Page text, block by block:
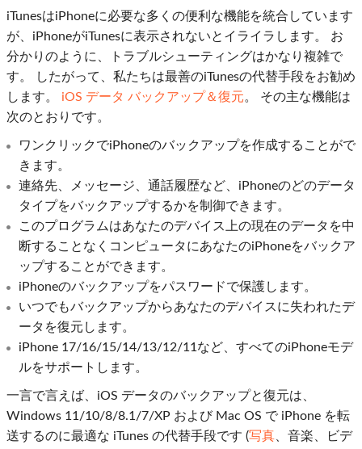
iTunesはiPhoneに必要な多くの便利な機能を統合しています
が、iPhoneがiTunesに表示されないとイライラします。 お
分かりのように、トラブルシューティングはかなり複雑で
す。 したがって、私たちは最善のiTunesの代替手段をお勧め
します。 iOS データ バックアップ＆復元。 その主な機能は
次のとおりです。
ワンクリックでiPhoneのバックアップを作成することがで
きます。
連絡先、メッセージ、通話履歴など、iPhoneのどのデータ
タイプをバックアップするかを制御できます。
このプログラムはあなたのデバイス上の現在のデータを中
断することなくコンピュータにあなたのiPhoneをバックア
ップすることができます。
iPhoneのバックアップをパスワードで保護します。
いつでもバックアップからあなたのデバイスに失われたデ
ータを復元します。
iPhone 17/16/15/14/13/12/11など、すべてのiPhoneモデ
ルをサポートします。
一言で言えば、iOS データのバックアップと復元は、
Windows 11/10/8/8.1/7/XP および Mac OS で iPhone を転
送するのに最適な iTunes の代替手段です (写真 、音楽、ビデ